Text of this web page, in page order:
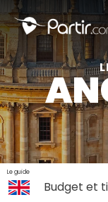
Le guide
Budget et
📍 Destinations
☀️ Où partir par